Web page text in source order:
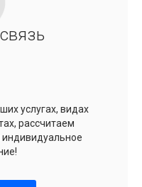
услугах, видах
рассчитаем
индивидуальное